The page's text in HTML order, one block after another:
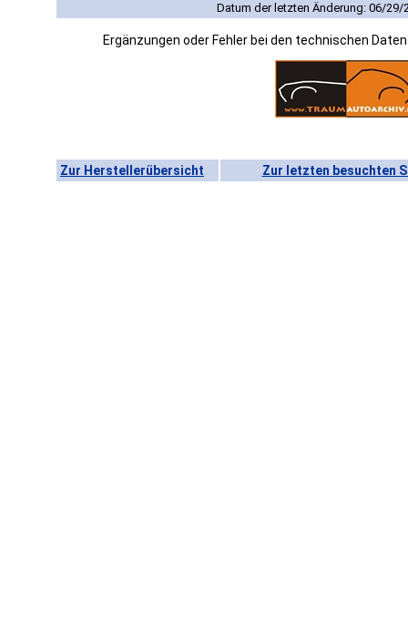
Datum der letzten Änderung: 06/29/
Ergänzungen oder Fehler bei den technischen
Zur Herstellerübersicht Zur letzten besuchten